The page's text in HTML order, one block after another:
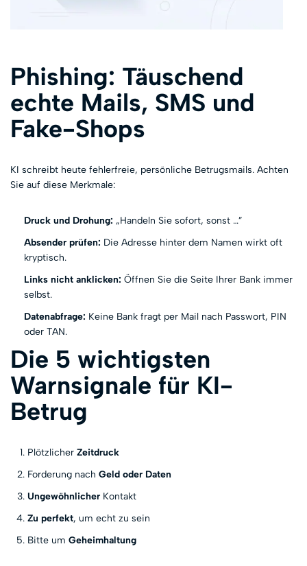
Phishing: Täuschend
echte Mails, SMS und
Fake-Shops
KI schreibt heute fehlerfreie, persönliche Betrugsmails. Achten
Sie auf diese Merkmale:
Druck und Drohung: „Handeln Sie sofort, sonst …”
Absender prüfen: Die Adresse hinter dem Namen wirkt oft
kryptisch.
Links nicht anklicken: Öffnen Sie die Seite Ihrer Bank immer
selbst.
Datenabfrage: Keine Bank fragt per Mail nach Passwort, PIN
oder TAN.
Die 5 wichtigsten
Warnsignale für KI-
Betrug
Plötzlicher Zeitdruck
Forderung nach Geld oder Daten
Ungewöhnlicher Kontakt
Zu perfekt, um echt zu sein
Bitte um Geheimhaltung